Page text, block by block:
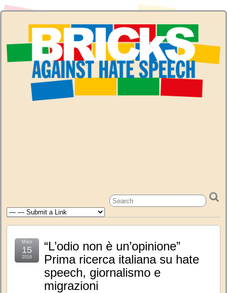
“L’odio non è un’opinione”
Prima ricerca italiana su hate
speech, giornalismo e
migrazioni
März
15
2016